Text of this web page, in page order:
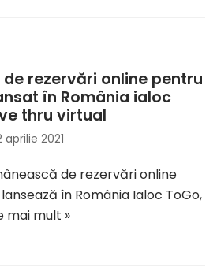
rezervări online pentru
în România ialoc
thru virtual
aprilie 2021
de rezervări online
în România Ialoc ToGo,
mai mult »